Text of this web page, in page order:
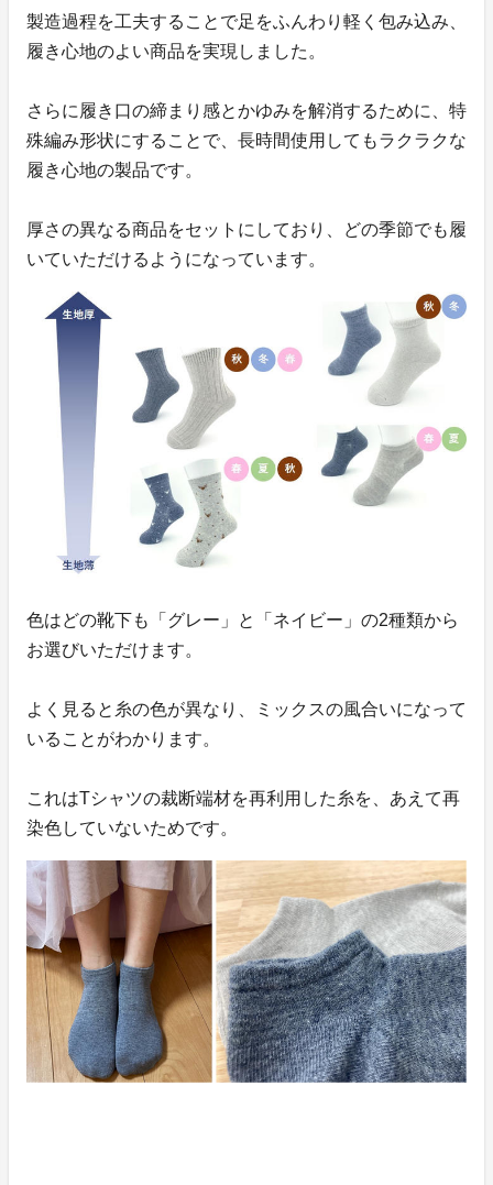
製造過程を工夫することで足をふんわり軽く包み込み、
履き心地のよい商品を実現しました。
さらに履き口の締まり感とかゆみを解消するために、特
殊編み形状にすることで、長時間使用してもラクラクな
履き心地の製品です。
厚さの異なる商品をセットにしており、どの季節でも履
いていただけるようになっています。
色はどの靴下も「グレー」と「ネイビー」の2種類から
お選びいただけます。
よく見ると糸の色が異なり、ミックスの風合いになって
いることがわかります。
これはTシャツの裁断端材を再利用した糸を、あえて再
染色していないためです。